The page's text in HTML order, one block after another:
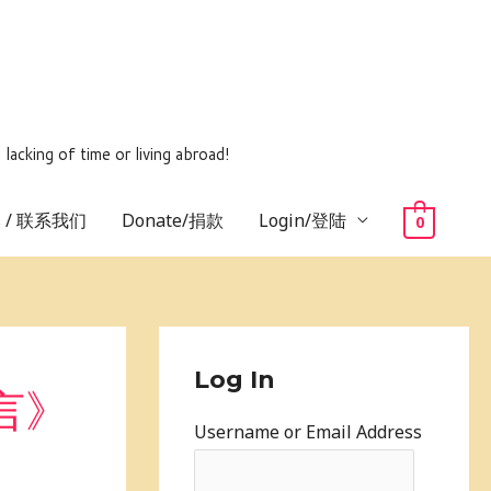
of time or living abroad!
联系我们 Donate/捐款 Login/登陆 0
Log In
Username or Email Address